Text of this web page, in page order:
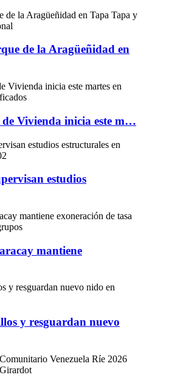
de la Aragüeñidad en
Vivienda inicia este m…
estudios
mantiene
y resguardan nuevo